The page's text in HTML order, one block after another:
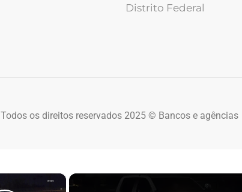
Distrito Federal
Todos os direitos reservados 2025 © Bancos e agências
×